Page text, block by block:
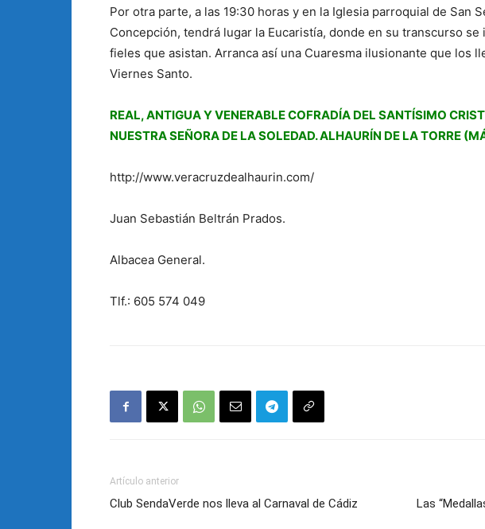
Por otra parte, a las 19:30 horas y en la Iglesia parroquial de San
Concepción, tendrá lugar la Eucaristía, donde en su transcurso
fieles que asistan. Arranca así una Cuaresma ilusionante que los
Viernes Santo.
REAL, ANTIGUA Y VENERABLE COFRADÍA DEL SANTÍSIMO
NUESTRA SEÑORA DE LA SOLEDAD. ALHAURÍN DE LA TORRE
http://www.veracruzdealhaurin.com/
Juan Sebastián Beltrán Prados.
Albacea General.
Tlf.: 605 574 049
Artículo anterior
Club SendaVerde nos lleva al Carnaval de Cádiz
Las